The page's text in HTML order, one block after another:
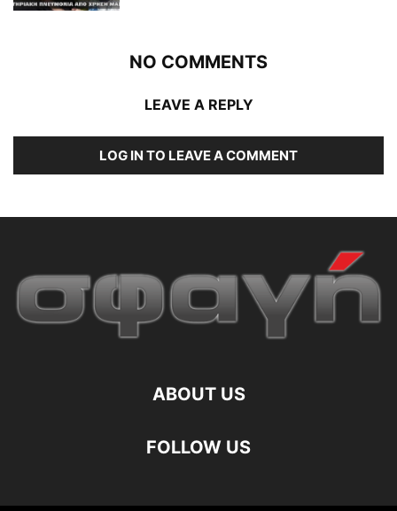
NO COMMENTS
LEAVE A REPLY
LOG IN TO LEAVE A COMMENT
ABOUT US
FOLLOW US